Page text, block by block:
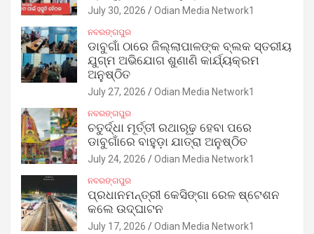
July 30, 2026 Odian Media Network1
ନବରଙ୍ଗପୁର
ଡାବୁଗାଁ ଠାରେ ଜିଲ୍ଲାପାଳଙ୍କ ବ୍ଲକ ସ୍ତରୀୟ
ଯୁଗ୍ମ ଅଭିଯୋଗ ଶୁଣାଣି କାର୍ଯ୍ୟକ୍ରମ
ଅନୁଷ୍ଠିତ
July 27, 2026 Odian Media Network1
ନବରଙ୍ଗପୁର
ଚତୁର୍ଦ୍ଧା ମୂର୍ତ୍ତୀ ରଥାରୂଢ଼ ହେବା ପରେ
ଡାବୁଗାଁରେ ବାହୁଡ଼ା ଯାତ୍ରା ଅନୁଷ୍ଠିତ
July 24, 2026 Odian Media Network1
ନବରଙ୍ଗପୁର
ପ୍ରଧାନମନ୍ତ୍ରୀ କେସିଙ୍ଗା ରେଳ ଷ୍ଟେଶନ
କଲେ ଉଦ୍‌ଘାଟନ
July 17, 2026 Odian Media Network1